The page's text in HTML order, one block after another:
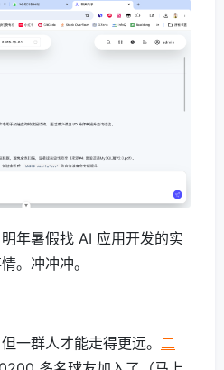
年暑假找 AI 应用开发的实
。冲冲冲。
一群人才能走得更远。 二